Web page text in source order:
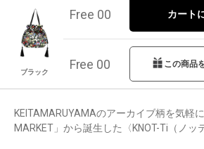
ブラック
Free 00 カート
Free 00 この商品
KEITAMARUYAMAのアーカイブ柄を気軽
MARKET」から誕生した〈KNOT-Ti（ノッ